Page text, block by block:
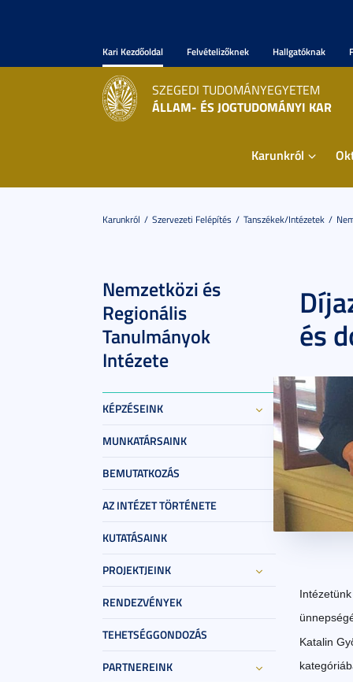
Kari Kezdőoldal Felvételizőknek Hallgatóknak
SZEGEDI TUDOMÁNYEGYETEM
ÁLLAM- ÉS JOGTUDOMÁNYI KAR
Karunkról
Karunkról Szervezeti Felépítés Tanszékek/Intézetek
Nemzetközi és
Regionális
Tanulmányok
Intézete
KÉPZÉSEINK
MUNKATÁRSAINK
BEMUTATKOZÁS
AZ INTÉZET TÖRTÉNETE
KUTATÁSAINK
PROJEKTJEINK
RENDEZVÉNYEK
TEHETSÉGGONDOZÁS
PARTNEREINK
és
Katalin